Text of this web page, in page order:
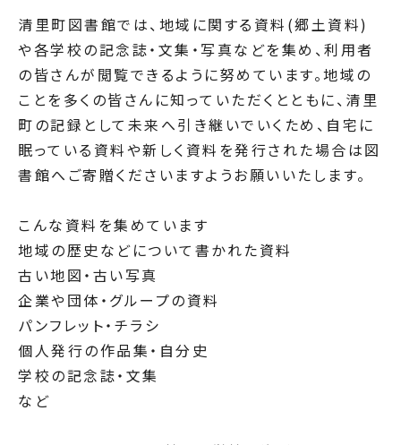
清里町図書館では、地域に関する資料(郷土資料)
や各学校の記念誌・文集・写真などを集め、利用者
の皆さんが閲覧できるように努めています。地域の
ことを多くの皆さんに知っていただくとともに、清里
町の記録として未来へ引き継いでいくため、自宅に
眠っている資料や新しく資料を発行された場合は図
書館へご寄贈くださいますようお願いいたします。
こんな資料を集めています
地域の歴史などについて書かれた資料
古い地図・古い写真
企業や団体・グループの資料
パンフレット・チラシ
個人発行の作品集・自分史
学校の記念誌・文集
など